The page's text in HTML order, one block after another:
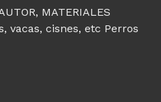
MATERIALES
vacas, cisnes, etc Perros